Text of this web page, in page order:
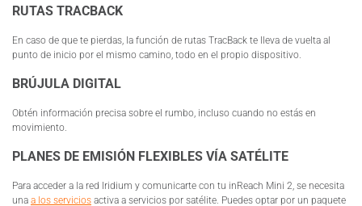
RUTAS TRACBACK
En caso de que te pierdas, la función de rutas TracBack te lleva de vuelta al
punto de inicio por el mismo camino, todo en el propio dispositivo.
BRÚJULA DIGITAL
Obtén información precisa sobre el rumbo, incluso cuando no estás en
movimiento.
PLANES DE EMISIÓN FLEXIBLES VÍA SATÉLITE
Para acceder a la red Iridium y comunicarte con tu inReach Mini 2, se necesita
una a los servicios activa a servicios por satélite. Puedes optar por un paquete